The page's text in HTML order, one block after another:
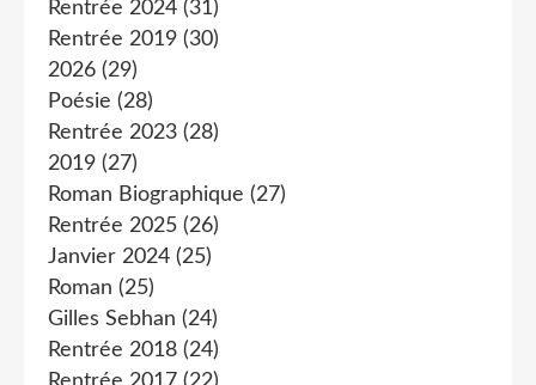
Rentrée 2024 (31)
Rentrée 2019 (30)
2026 (29)
Poésie (28)
Rentrée 2023 (28)
2019 (27)
Roman Biographique (27)
Rentrée 2025 (26)
Janvier 2024 (25)
Roman (25)
Gilles Sebhan (24)
Rentrée 2018 (24)